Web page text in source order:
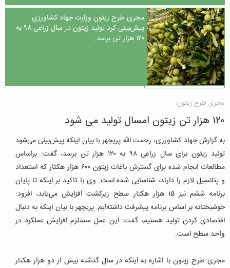
مجری طرح زیتون وزارت جهاد کشاورزی
پیش‌بینی کرد تولید زیتون در سال زراعی ۹۸ به
۱۲۰ هزار تن برسد.
مجری طرح زیتون:
۱۲۰ هزار تن زیتون امسال تولید می شود
به گزارش جهاد کشاورزی، رحمت الله پریچهر با بیان اینکه پیش‌بینی می‌شود
تولید زیتون برای سال زراعی ۹۸ به ۱۲۰ هزار تن برسد، گفت: براساس
مطالعات انجام شده برای گسترش باغات زیتون ۶۰۰ هزار هکتار که استعداد
و پتانسیل لازم را دارند، شناسایی شده است. وی با تاکید بر اینکه تا پایان
برنامه ششم نیز ۱۵ هزار هکتار سطح زیرکشت افزایش می‌یابد، افزود:
خوشبختانه بر اساس برنامه پیشرفت داشته‌ایم. پریچهر با بیان اینکه به دنبال
اقتصادی کردن تولید هستیم، گفت: این عمل مستلزم افزایش عملکرد در
واحد سطح است.
مجری طرح زیتون با اشاره به اینکه در سال گذشته بیش از دو هزار هکتار